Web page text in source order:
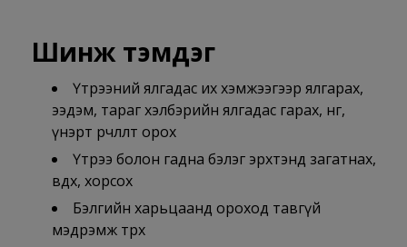
Шинж тэмдэг
Үтрээний ялгадас их хэмжээгээр ялгарах,
ээдэм, тараг хэлбэрийн ялгадас гарах, өнгө,
үнэрт өөрчлөлт орох
Үтрээ болон гадна бэлэг эрхтэнд загатнах,
өвдөх, хорсох
Бэлгийн харьцаанд ороход тавгүй
мэдрэмж төрөх